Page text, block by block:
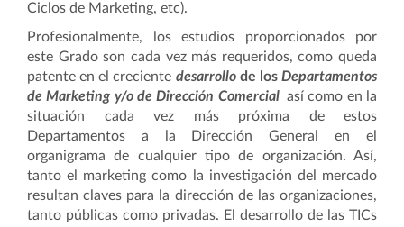
Ciclos de Marketing, etc).
Profesionalmente, los estudios proporcionados por
este Grado son cada vez más requeridos, como queda
patente en el creciente desarrollode losDepartamentos
de Marketing y/o de Dirección Comercialasí como en la
situación cada vez más próxima de estos
Departamentos a la Dirección General en el
organigrama de cualquier tipo de organización. Así,
tanto el marketing como la investigación del mercado
resultan claves para la dirección de las organizaciones,
tanto públicas como privadas. El desarrollo de las TICs